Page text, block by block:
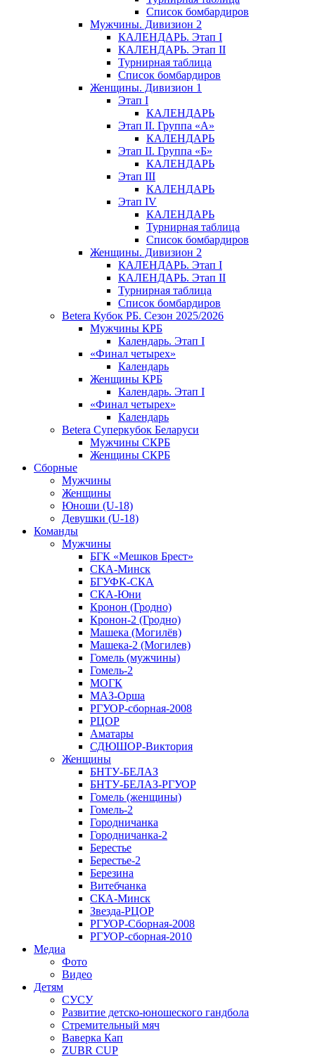
Список бомбардиров
Мужчины. Дивизион 2
КАЛЕНДАРЬ. Этап I
КАЛЕНДАРЬ. Этап II
Турнирная таблица
Список бомбардиров
Женщины. Дивизион 1
Этап I
КАЛЕНДАРЬ
Этап II. Группа «А»
КАЛЕНДАРЬ
Этап II. Группа «Б»
КАЛЕНДАРЬ
Этап III
КАЛЕНДАРЬ
Этап IV
КАЛЕНДАРЬ
Турнирная таблица
Список бомбардиров
Женщины. Дивизион 2
КАЛЕНДАРЬ. Этап I
КАЛЕНДАРЬ. Этап II
Турнирная таблица
Список бомбардиров
Betera Кубок РБ. Сезон 2025/2026
Мужчины КРБ
Календарь. Этап I
«Финал четырех»
Календарь
Женщины КРБ
Календарь. Этап I
«Финал четырех»
Календарь
Betera Суперкубок Беларуси
Мужчины СКРБ
Женщины СКРБ
Сборные
Мужчины
Женщины
Юноши (U-18)
Девушки (U-18)
Команды
Мужчины
БГК «Мешков Брест»
СКА-Минск
БГУФК-СКА
СКА-Юни
Кронон (Гродно)
Кронон-2 (Гродно)
Машека (Могилёв)
Машека-2 (Могилев)
Гомель (мужчины)
Гомель-2
МОГК
МАЗ-Орша
РГУОР-сборная-2008
РЦОР
Аматары
СДЮШОР-Виктория
Женщины
БНТУ-БЕЛАЗ
БНТУ-БЕЛАЗ-РГУОР
Гомель (женщины)
Гомель-2
Городничанка
Городничанка-2
Берестье
Берестье-2
Березина
Витебчанка
СКА-Минск
Звезда-РЦОР
РГУОР-Сборная-2008
РГУОР-сборная-2010
Медиа
Фото
Видео
Детям
СУСУ
Развитие детско-юношеского гандбола
Стремительный мяч
Ваверка Кап
ZUBR CUP